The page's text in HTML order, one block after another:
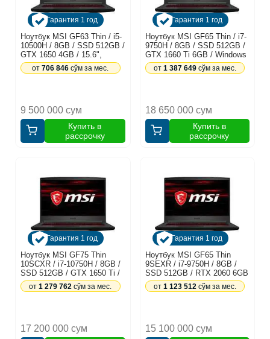
Гарантия 1 год
Ноутбук MSI GF63 Thin / i5-
10500H / 8GB / SSD 512GB /
GTX 1650 4GB / 15.6",
черный
9 500 000 сум
от706 846 сўм за мес.
Купить в
рассрочку
Гарантия 1 год
Ноутбук MSI GF65 Thin / i7-
9750H / 8GB / SSD 512GB /
GTX 1660 Ti 6GB / Windows
10 Home / 15.6", черный
18 650 000 сум
от 1 387 649сўм за мес.
Купить в
рассрочку
Гарантия 1 год
Ноутбук MSI GF75 Thin
10SCXR / i7-10750H / 8GB /
SSD 512GB / GTX 1650 Ti /
Windows 10 Home / 17.3",
черный
17 200 000 сум
от1 279 762 сўм за мес.
Гарантия 1 год
Ноутбук MSI GF65 Thin
9SEXR / i7-9750H / 8GB /
SSD 512GB / RTX 2060 6GB
/ Windows 10 Home / 15.6",
черный
15 100 000 сум
от 1 123 512сўм за мес.